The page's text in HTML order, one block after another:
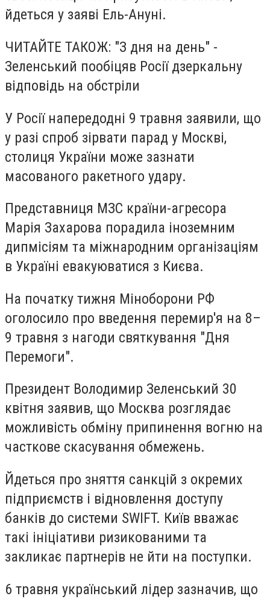
йдеться у заяві Ель-Ануні.
ЧИТАЙТЕ ТАКОЖ: "З дня на день" -
Зеленський пообіцяв Росії дзеркальну
відповідь на обстріли
У Росії напередодні 9 травня заявили, що
у разі спроб зірвати парад у Москві,
столиця України може зазнати
масованого ракетного удару.
Представниця МЗС країни-агресора
Марія Захарова порадила іноземним
дипмісіям та міжнародним організаціям
в Україні евакуюватися з Києва.
На початку тижня Міноборони РФ
оголосило про введення перемир'я на 8–
9 травня з нагоди святкування "Дня
Перемоги".
Президент Володимир Зеленський 30
квітня заявив, що Москва розглядає
можливість обміну припинення вогню на
часткове скасування обмежень.
Йдеться про зняття санкцій з окремих
підприємств і відновлення доступу
банків до системи SWIFT. Київ вважає
такі ініціативи ризикованими та
закликає партнерів не йти на поступки.
6 травня український лідер зазначив, що